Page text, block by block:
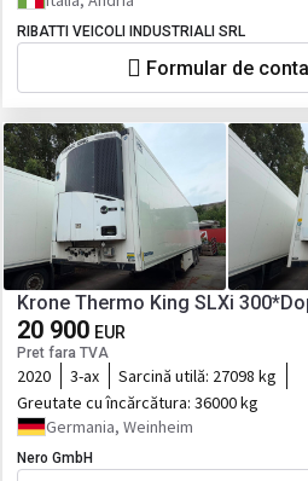
RIBATTI VEICOLI INDUSTRIALI SRL
Formular de
Krone Thermo King SLXi
20 900 EUR
Pret fara TVA
2020 3-ax Sarcină utilă: 27098 kg
Greutate cu încărcătura: 36000 kg
Germania, Weinheim
Nero GmbH